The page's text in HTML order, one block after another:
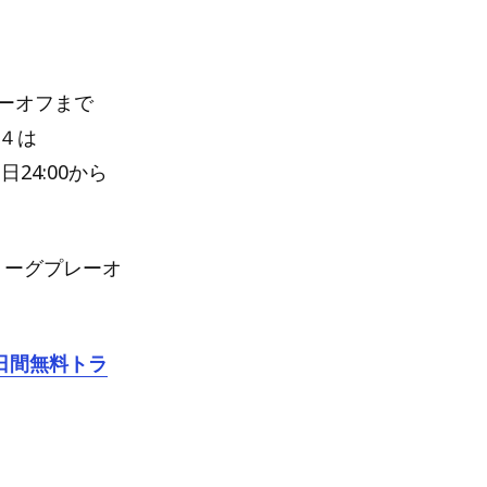
オフまで
は
24:00から
グプレーオ
無料トラ